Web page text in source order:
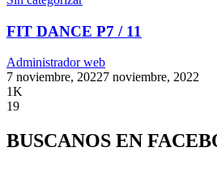
FIT DANCE P7 / 11
Administrador web
7 noviembre, 20227 noviembre, 2022
1K
19
BUSCANOS EN